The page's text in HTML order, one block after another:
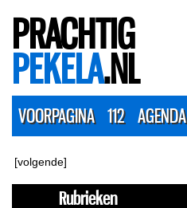
PRACHTIG
PEKELA.NL
VOORPAGINA 112 AGENDA
[volgende]
Rubrieken